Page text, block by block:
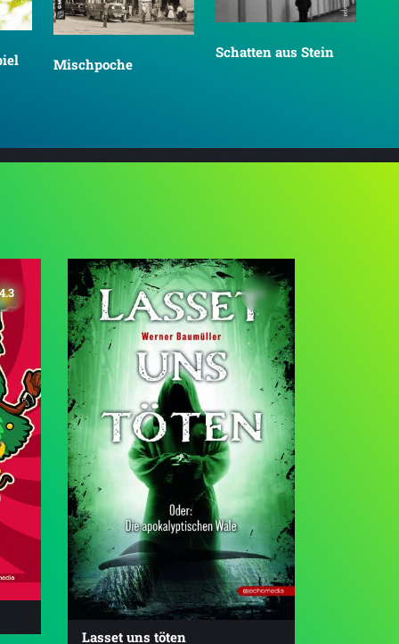
Mischpoche
Schatten aus Stein
4.3
Lasset uns töten